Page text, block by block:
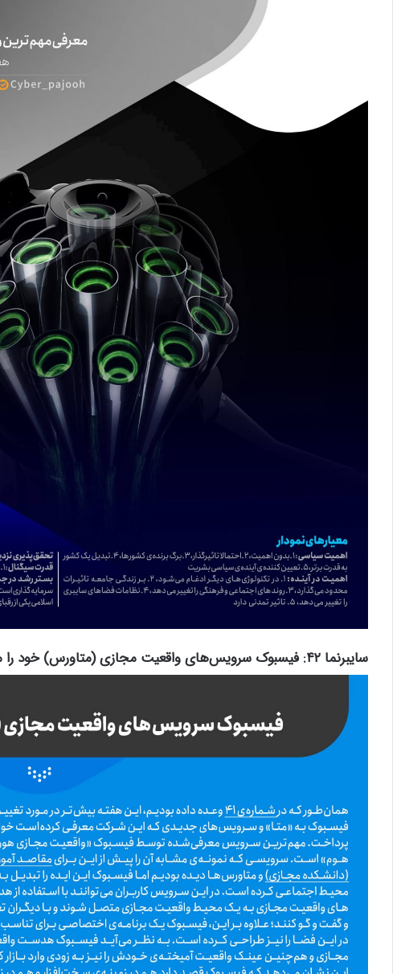
سایبرنما ۴۲: فیسبوک سرویس‌های واقعیت مجازی (متاورس) خود را معرفی کرد